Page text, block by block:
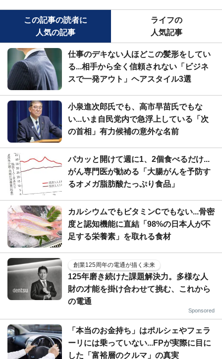
この記事の読者に
人気の記事
ライフの
人気記事
仕事のデキない人ほどこの髪形をしてい
る...相手から全く信頼されない「ビジネ
スで一発アウト」ヘアスタイル3選
小泉進次郎氏でも、高市早苗氏でもな
い...いま自民党内で急浮上している「次
の首相」有力候補の意外な名前
パカッと開けて週に1、2個食べるだけ...
がん専門医が勧める「大腸がんを予防す
るオメガ脂肪酸たっぷり食品」
カルシウムでもビタミンCでもない...骨密
度と認知機能に直結「98%の日本人が不
足する栄養素」を取れる食材
創業125周年の電通が描く未来
125年磨き続けた課題解決力。多様な人
財の才能を掛け合わせて挑む、これから
の電通
Sponsored
「本当のお金持ち」はポルシェやフェラ
ーリには乗っていない...FPが実際に目に
した「富裕層のクルマ」の真実